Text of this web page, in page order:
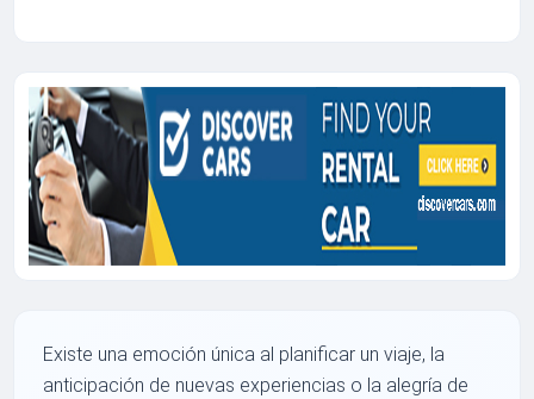
Existe una emoción única al planificar un viaje, la
anticipación de nuevas experiencias o la alegría de